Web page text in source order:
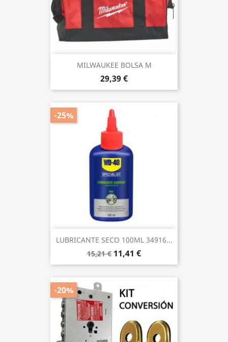
MILWAUKEE BOLSA M
29,39 €
LUBRICANTE SECO 100ML 34916...
15,21 € 11,41 €
-25%
-20%